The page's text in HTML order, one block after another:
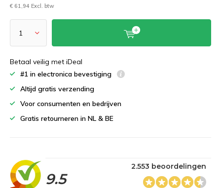
€ 61,94 Excl. btw
Betaal veilig met iDeal
#1 in electronica bevestiging
Altijd gratis verzending
Voor consumenten en bedrijven
Gratis retourneren in NL & BE
9.5
2.553 beoordelingen